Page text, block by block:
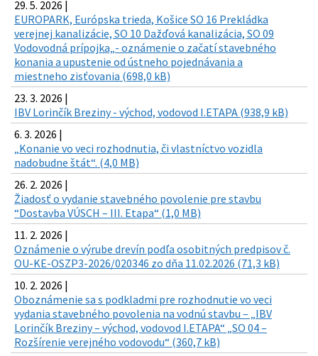
29. 5. 2026 |
EUROPARK, Európska trieda, Košice SO 16 Prekládka
verejnej kanalizácie, SO 10 Dažďová kanalizácia, SO 09
Vodovodná prípojka„- oznámenie o začatí stavebného
konania a upustenie od ústneho pojednávania a
miestneho zisťovania (698,0 kB)
23. 3. 2026 |
IBV Lorinčík Breziny - východ, vodovod I.ETAPA (938,9 kB)
6. 3. 2026 |
„Konanie vo veci rozhodnutia, či vlastníctvo vozidla
nadobudne štát“. (4,0 MB)
26. 2. 2026 |
Žiadosť o vydanie stavebného povolenie pre stavbu
“Dostavba VÚSCH – III. Etapa“ (1,0 MB)
11. 2. 2026 |
Oznámenie o výrube drevín podľa osobitných predpisov č.
OU-KE-OSZP3-2026/020346 zo dňa 11.02.2026 (71,3 kB)
10. 2. 2026 |
Oboznámenie sa s podkladmi pre rozhodnutie vo veci
vydania stavebného povolenia na vodnú stavbu – „IBV
Lorinčík Breziny – východ, vodovod I.ETAPA“ „SO 04 –
Rozšírenie verejného vodovodu“ (360,7 kB)